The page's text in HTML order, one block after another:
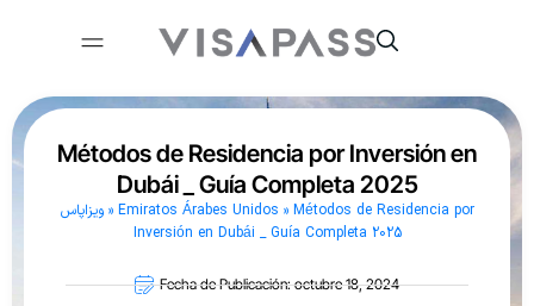
Métodos de Residencia por Inversión en
Dubái _ Guía Completa 2025
ویزاپاس» Emiratos Árabes Unidos » Métodos de Residencia por
Inversión en Dubái _ Guía Completa 2025
Fecha de Publicación: octubre 18, 2024